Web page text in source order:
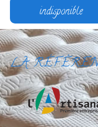
indisponible
LA